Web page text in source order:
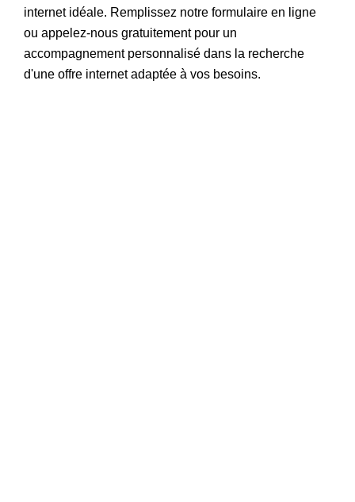
internet idéale. Remplissez notre formulaire en ligne
ou appelez-nous gratuitement pour un
accompagnement personnalisé dans la recherche
d'une offre internet adaptée à vos besoins.